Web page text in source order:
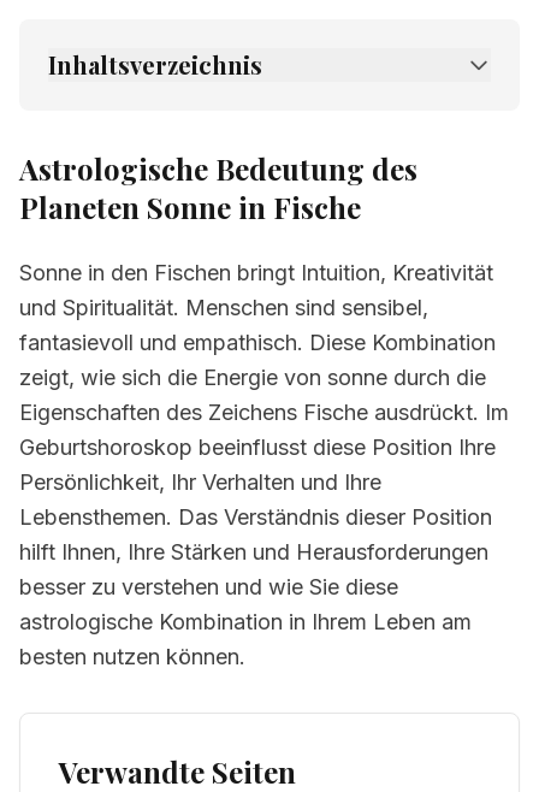
Inhaltsverzeichnis
2. Verwandte Seiten
Astrologische Bedeutung des
Planeten Sonne in Fische
Sonne in den Fischen bringt Intuition, Kreativität
und Spiritualität. Menschen sind sensibel,
fantasievoll und empathisch. Diese Kombination
zeigt, wie sich die Energie von sonne durch die
Eigenschaften des Zeichens Fische ausdrückt. Im
Geburtshoroskop beeinflusst diese Position Ihre
Persönlichkeit, Ihr Verhalten und Ihre
Lebensthemen. Das Verständnis dieser Position
hilft Ihnen, Ihre Stärken und Herausforderungen
besser zu verstehen und wie Sie diese
astrologische Kombination in Ihrem Leben am
besten nutzen können.
Verwandte Seiten